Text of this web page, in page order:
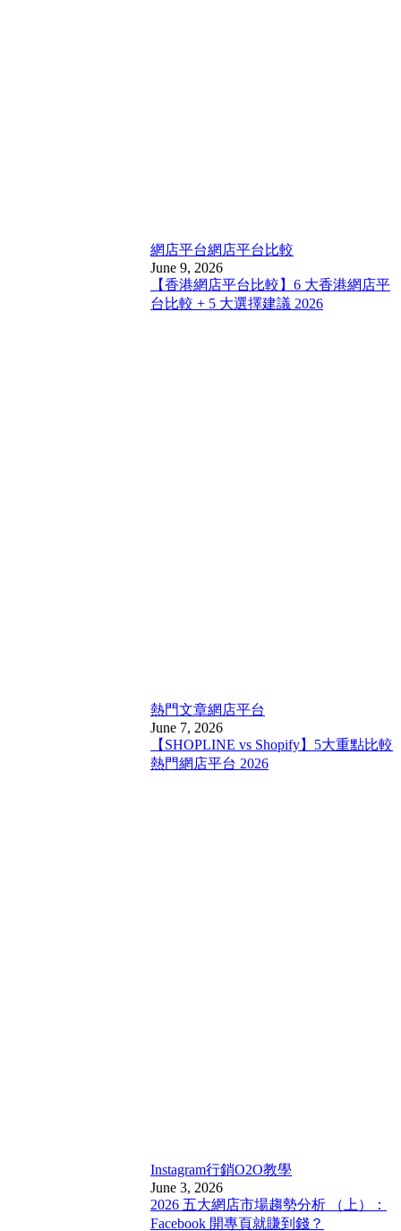
網店平台網店平台比較
June 9, 2026
【香港網店平台比較】6 大香港網店平
台比較 + 5 大選擇建議 2026
熱門文章網店平台
June 7, 2026
【SHOPLINE vs Shopify】5大重點比較
熱門網店平台 2026
Instagram行銷O2O教學
June 3, 2026
2026 五大網店市場趨勢分析 （上）：
Facebook 開專頁就賺到錢？